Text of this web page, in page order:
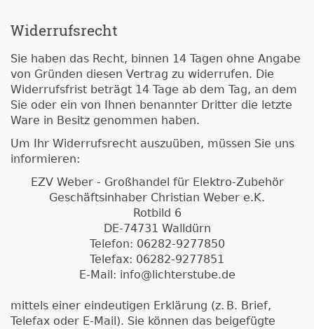
Widerrufsrecht
Sie haben das Recht, binnen 14 Tagen ohne Angabe
von Gründen diesen Vertrag zu widerrufen. Die
Widerrufsfrist beträgt 14 Tage ab dem Tag, an dem
Sie oder ein von Ihnen benannter Dritter die letzte
Ware in Besitz genommen haben.
Um Ihr Widerrufsrecht auszuüben, müssen Sie uns
informieren:
EZV Weber - Großhandel für Elektro-Zubehör
Geschäftsinhaber Christian Weber e.K.
Rotbild 6
DE-74731 Walldürn
Telefon: 06282-9277850
Telefax: 06282-9277851
E-Mail: info@lichterstube.de
mittels einer eindeutigen Erklärung (z. B. Brief,
Telefax oder E-Mail). Sie können das beigefügte